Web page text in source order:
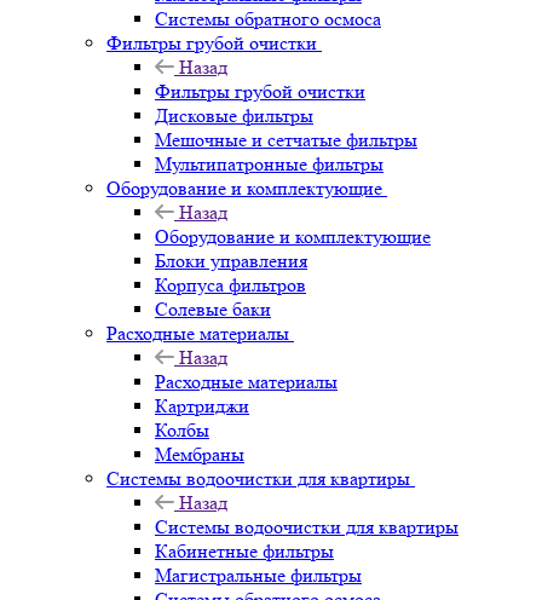
Системы обратного осмоса
Фильтры грубой очистки
Назад
Фильтры грубой очистки
Дисковые фильтры
Мешочные и сетчатые фильтры
Мультипатронные фильтры
Оборудование и комплектующие
Назад
Оборудование и комплектующие
Блоки управления
Корпуса фильтров
Солевые баки
Расходные материалы
Назад
Расходные материалы
Картриджи
Колбы
Мембраны
Системы водоочистки для квартиры
Назад
Системы водоочистки для квартиры
Кабинетные фильтры
Магистральные фильтры